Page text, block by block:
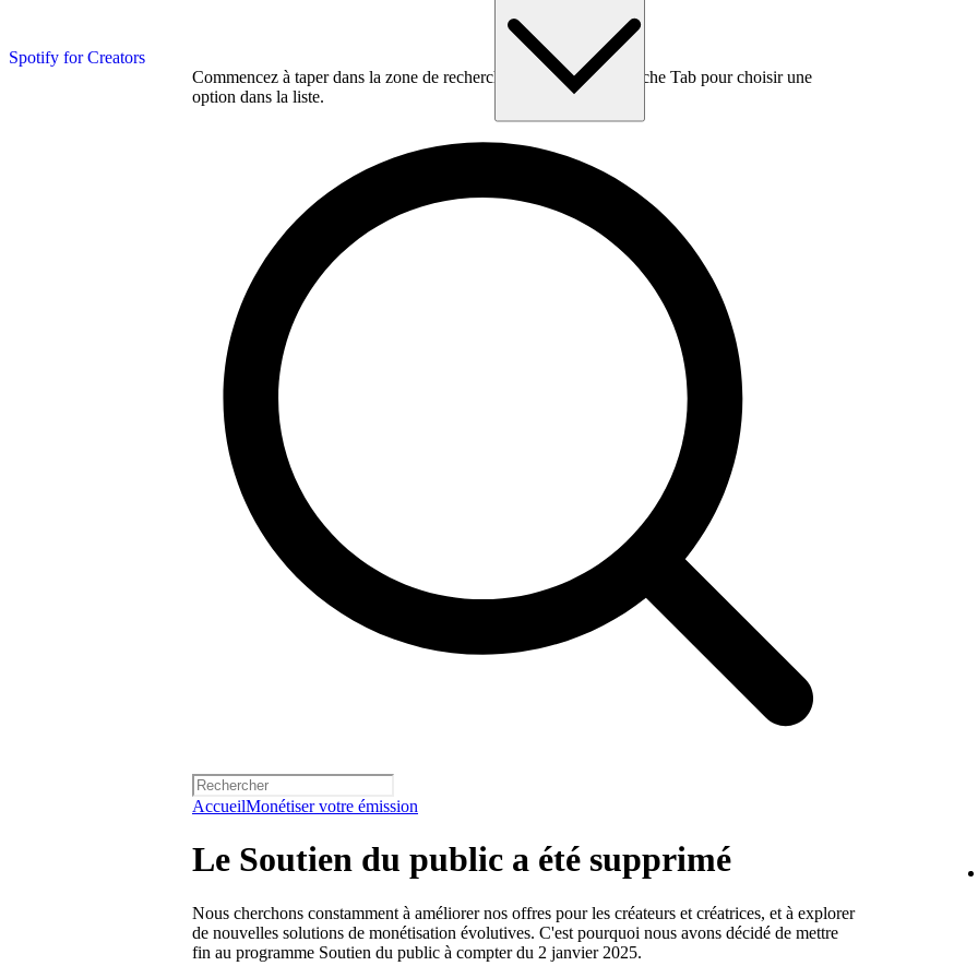
Spotify for Creators
Commencez à taper dans la zone de recherche, puis utilisez la touche Tab pour choisir une
option dans la liste.
AccueilMonétiser votre émission
Le Soutien du public a été supprimé
Nous cherchons constamment à améliorer nos offres pour les créateurs et créatrices, et à explorer
de nouvelles solutions de monétisation évolutives. C'est pourquoi nous avons décidé de mettre
fin au programme Soutien du public à compter du 2 janvier 2025.